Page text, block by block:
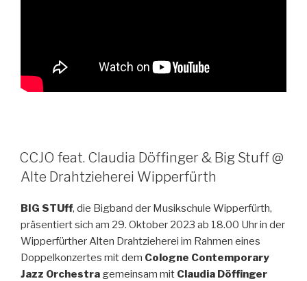
CCJO feat. Claudia Döffinger & Big Stuff @
Alte Drahtzieherei Wipperfürth
BIG STUff, die Bigband der Musikschule Wipperfürth,
präsentiert sich am 29. Oktober 2023 ab 18.00 Uhr in der
Wipperfürther Alten Drahtzieherei im Rahmen eines
Doppelkonzertes mit dem Cologne Contemporary
Jazz Orchestra gemeinsam mit Claudia Döffinger